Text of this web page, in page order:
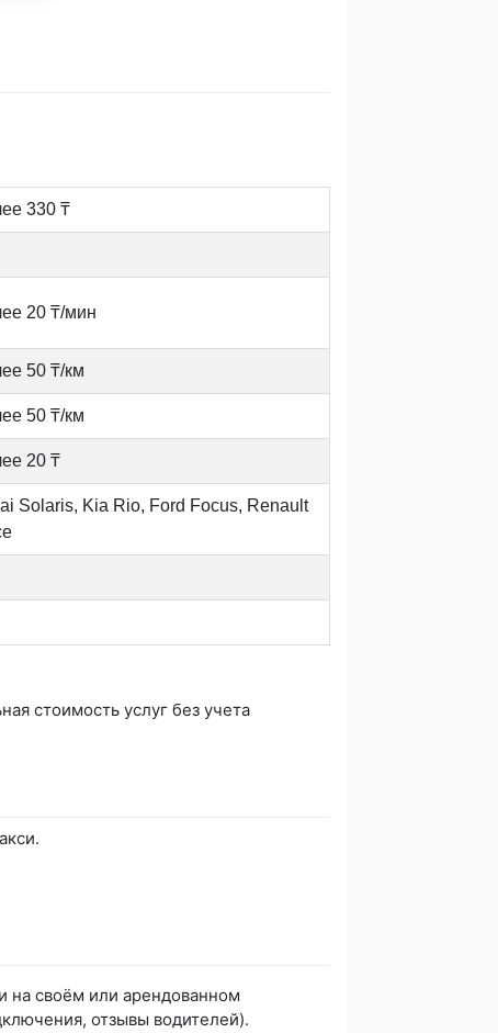
330 ₸
20 ₸/мин
50 ₸/км
50 ₸/км
20 ₸
Solaris, Kia Rio, Ford Focus, Renault
стоимость услуг без учета
на своём или арендованном
отзывы водителей).